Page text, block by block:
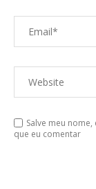
Salve meu
que eu comentar